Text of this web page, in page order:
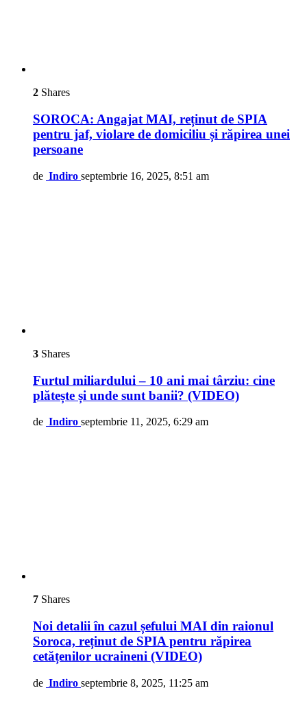
2 Shares
SOROCA: Angajat MAI, reținut de SPIA
pentru jaf, violare de domiciliu și răpirea unei
persoane
de Indiro septembrie 16, 2025, 8:51 am
3 Shares
Furtul miliardului – 10 ani mai târziu: cine
plătește și unde sunt banii? (VIDEO)
de Indiro septembrie 11, 2025, 6:29 am
7 Shares
Noi detalii în cazul șefului MAI din raionul
Soroca, reținut de SPIA pentru răpirea
cetățenilor ucraineni (VIDEO)
de Indiro septembrie 8, 2025, 11:25 am